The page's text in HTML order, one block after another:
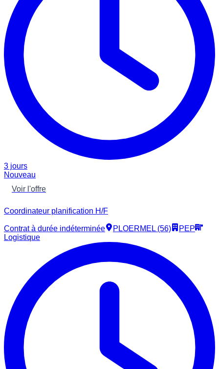
3 jours
Nouveau
Voir l'offre
Coordinateur planification H/F
Contrat à durée indéterminée PLOERMEL (56)
PEP
Logistique